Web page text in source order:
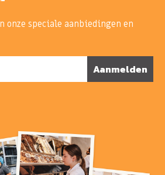
onze speciale aanbiedingen en
Aanmelden